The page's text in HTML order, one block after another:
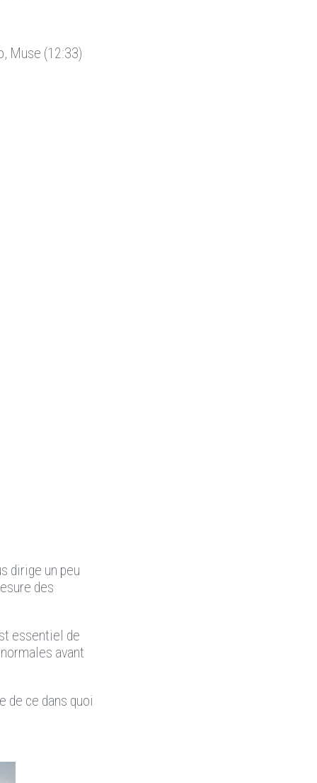
Muse (12:33)
dirige un peu
des
essentiel de
avant
de ce dans quoi